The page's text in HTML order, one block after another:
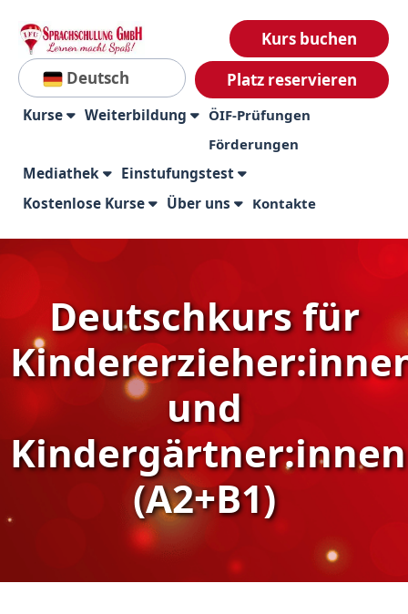
Deutsch
Kurs buchen
Platz reservieren
Kurse Weiterbildung
ÖIF-Prüfungen
Förderungen
Mediathek
Einstufungstest
Kostenlose Kurse
Über uns Kontakte
Deutschkurs für
und
Kindergärtner:innen
(A2+B1)